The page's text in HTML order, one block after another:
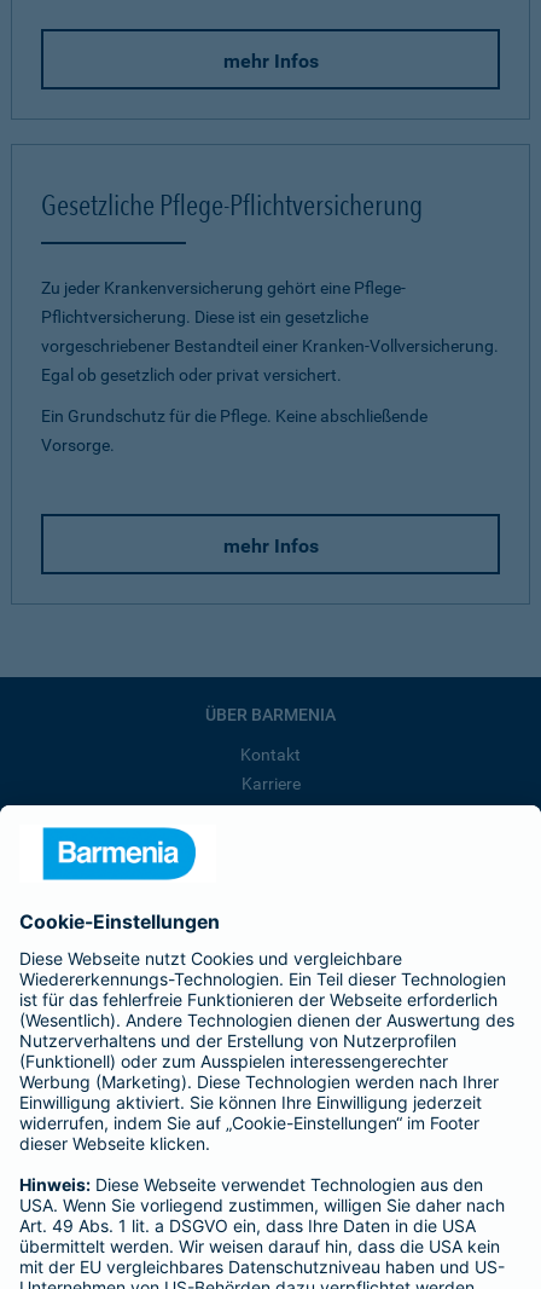
mehr Infos
Gesetzliche Pflege-Pflichtversicherung
Zu jeder Krankenversicherung gehört eine Pflege-
Pflichtversicherung. Diese ist ein gesetzliche
vorgeschriebener Bestandteil einer Kranken-Vollversicherung.
Egal ob gesetzlich oder privat versichert.
Ein Grundschutz für die Pflege. Keine abschließende
Vorsorge.
mehr Infos
ÜBER BARMENIA
Kontakt
Karriere
Barmenia ist Teil der BarmeniaGothaer
BELIEBTE SEITEN
Kranken-Zusatzversicherung
Tierversicherungen
Haftpflichtversicherung
Hausratversicherung
Adresse ändern
Schaden melden
Kilometerstandsmeldung